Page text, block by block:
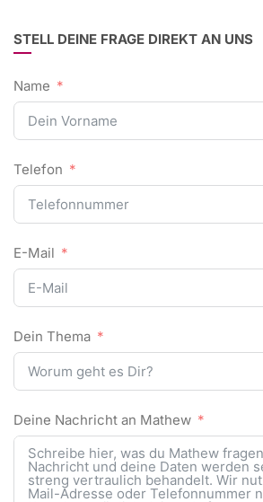
STELL DEINE FRAGE DIREKT AN UNS
Name
Telefon
E-Mail
Dein Thema
Deine Nachricht an Mathew